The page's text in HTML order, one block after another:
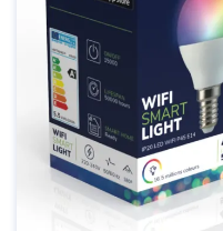
Voordelen ...